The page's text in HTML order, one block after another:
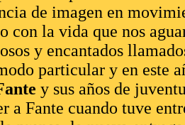
de imagen en
con la vida que nos
y encantados
particular y en este
y sus años de
a Fante cuando tuve